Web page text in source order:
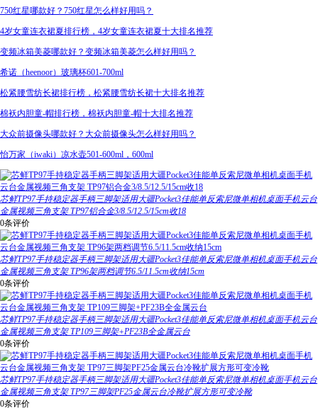
750红星哪款好？750红星怎么样好用吗？
4岁女童连衣裙夏排行榜，4岁女童连衣裙夏十大排名推荐
变频冰箱美菱哪款好？变频冰箱美菱怎么样好用吗？
希诺（heenoor）玻璃杯601-700ml
松紧腰雪纺长裙排行榜，松紧腰雪纺长裙十大排名推荐
棉袄内胆童-帽排行榜，棉袄内胆童-帽十大排名推荐
大众前摄像头哪款好？大众前摄像头怎么样好用吗？
怡万家（iwaki）凉水壶501-600ml，600ml
芯鲜TP97手持稳定器手柄三脚架适用大疆Pocket3佳能单反索尼微单相机桌面手机云台
金属视频三角支架 TP97铝合金3/8.5/12.5/15cm收18
0条评价
芯鲜TP97手持稳定器手柄三脚架适用大疆Pocket3佳能单反索尼微单相机桌面手机云台
金属视频三角支架 TP96架两档调节6.5/11.5cm收纳15cm
0条评价
芯鲜TP97手持稳定器手柄三脚架适用大疆Pocket3佳能单反索尼微单相机桌面手机云台
金属视频三角支架 TP109三脚架+PF23B全金属云台
0条评价
芯鲜TP97手持稳定器手柄三脚架适用大疆Pocket3佳能单反索尼微单相机桌面手机云台
金属视频三角支架 TP97三脚架PF25金属云台冷靴扩展方形可变冷靴
0条评价